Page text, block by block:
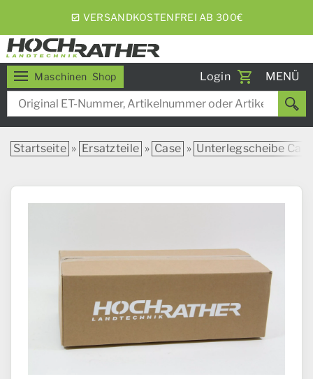
VERSANDKOSTENFREI AB 300€
Maschinen Shop Login
Toggle
MENÜ
Startseite » Ersatzteile » Case » Unterlegscheibe